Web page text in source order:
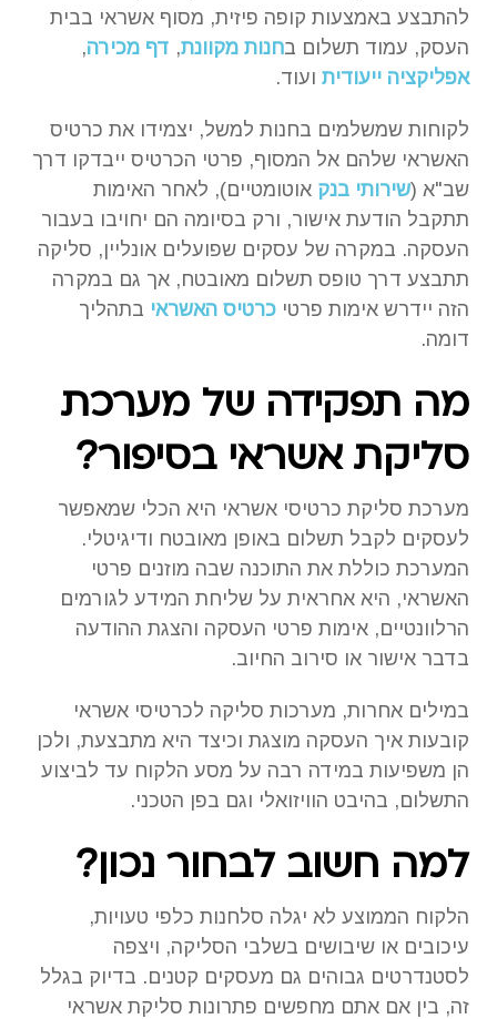
להתבצע באמצעות קופה פיזית, מסוף אשראי בבית
העסק, עמוד תשלום בחנות מקוונת, דף מכירה,
אפליקציה ייעודית ועוד.
לקוחות שמשלמים בחנות למשל, יצמידו את כרטיס
האשראי שלהם אל המסוף, פרטי הכרטיס ייבדקו דרך
שב"א (שירותי בנק אוטומטיים), לאחר האימות
תתקבל הודעת אישור, ורק בסיומה הם יחויבו בעבור
העסקה. במקרה של עסקים שפועלים אונליין, סליקה
תתבצע דרך טופס תשלום מאובטח, אך גם במקרה
הזה יידרש אימות פרטי כרטיס האשראי בתהליך
דומה.
מה תפקידה של מערכת
סליקת אשראי בסיפור?
מערכת סליקת כרטיסי אשראי היא הכלי שמאפשר
לעסקים לקבל תשלום באופן מאובטח ודיגיטלי.
המערכת כוללת את התוכנה שבה מוזנים פרטי
האשראי, היא אחראית על שליחת המידע לגורמים
הרלוונטיים, אימות פרטי העסקה והצגת ההודעה
בדבר אישור או סירוב החיוב.
במילים אחרות, מערכות סליקה לכרטיסי אשראי
קובעות איך העסקה מוצגת וכיצד היא מתבצעת, ולכן
הן משפיעות במידה רבה על מסע הלקוח עד לביצוע
התשלום, בהיבט הוויזואלי וגם בפן הטכני.
למה חשוב לבחור נכון?
הלקוח הממוצע לא יגלה סלחנות כלפי טעויות,
עיכובים או שיבושים בשלבי הסליקה, ויצפה
לסטנדרטים גבוהים גם מעסקים קטנים. בדיוק בגלל
זה, בין אם אתם מחפשים פתרונות סליקת אשראי